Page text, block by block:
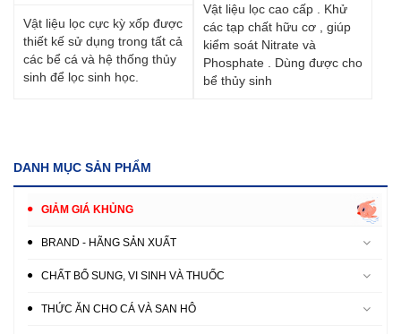
Vật liệu lọc cực kỳ xốp được
thiết kế sử dụng trong tất cả
các bể cá và hệ thống thủy
sinh để lọc sinh học.
Vật liệu lọc cao cấp . Khử
các tạp chất hữu cơ , giúp
kiểm soát Nitrate và
Phosphate . Dùng được cho
bể thủy sinh
DANH MỤC SẢN PHẨM
GIẢM GIÁ KHỦNG
BRAND - HÃNG SẢN XUẤT
CHẤT BỔ SUNG, VI SINH VÀ THUỐC
THỨC ĂN CHO CÁ VÀ SAN HÔ